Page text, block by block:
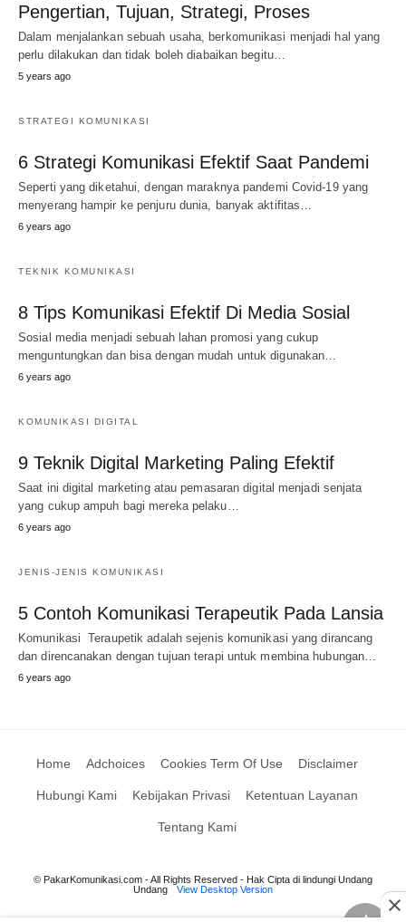
Pengertian, Tujuan, Strategi, Proses
Dalam menjalankan sebuah usaha, berkomunikasi menjadi hal yang
perlu dilakukan dan tidak boleh diabaikan begitu…
5 years ago
STRATEGI KOMUNIKASI
6 Strategi Komunikasi Efektif Saat Pandemi
Seperti yang diketahui, dengan maraknya pandemi Covid-19 yang
menyerang hampir ke penjuru dunia, banyak aktifitas…
6 years ago
TEKNIK KOMUNIKASI
8 Tips Komunikasi Efektif Di Media Sosial
Sosial media menjadi sebuah lahan promosi yang cukup
menguntungkan dan bisa dengan mudah untuk digunakan…
6 years ago
KOMUNIKASI DIGITAL
9 Teknik Digital Marketing Paling Efektif
Saat ini digital marketing atau pemasaran digital menjadi senjata
yang cukup ampuh bagi mereka pelaku…
6 years ago
JENIS-JENIS KOMUNIKASI
5 Contoh Komunikasi Terapeutik Pada Lansia
Komunikasi Teraupetik adalah sejenis komunikasi yang dirancang
dan direncanakan dengan tujuan terapi untuk membina hubungan…
6 years ago
Home Adchoices Cookies Term Of Use Disclaimer
Hubungi Kami Kebijakan Privasi Ketentuan Layanan
Tentang Kami
© PakarKomunikasi.com - All Rights Reserved - Hak Cipta di lindungi Undang
Undang
View Desktop Version